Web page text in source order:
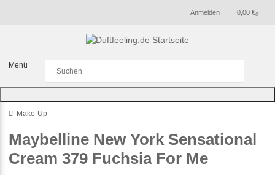
Anmelden 0
0,00 €
Menü
Make-Up
Maybelline New York Sensational
Cream 379 Fuchsia For Me